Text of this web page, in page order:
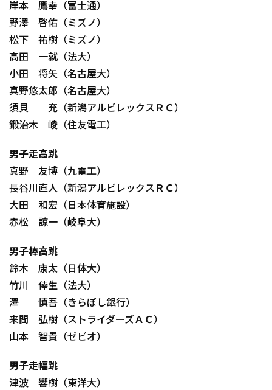
岸本 鷹幸（富士通）
野澤 啓佑（ミズノ）
松下 祐樹（ミズノ）
高田 一就（法大）
小田 将矢（名古屋大）
真野悠太郎（名古屋大）
須貝 充（新潟アルビレックスＲＣ）
鍛治木 崚（住友電工）
男子走高跳
真野 友博（九電工）
長谷川直人（新潟アルビレックスＲＣ）
大田 和宏（日本体育施設）
赤松 諒一（岐阜大）
男子棒高跳
鈴木 康太（日体大）
竹川 倖生（法大）
澤 慎吾（きらぼし銀行）
来間 弘樹（ストライダーズＡＣ）
山本 智貴（ゼビオ）
男子走幅跳
津波 響樹（東洋大）